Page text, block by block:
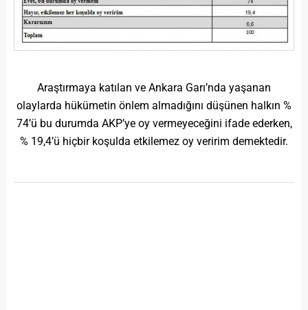
Araştırmaya katılan ve Ankara Garı’nda yaşanan
olaylarda hükümetin önlem almadığını düşünen halkın %
74’ü bu durumda AKP’ye oy vermeyeceğini ifade ederken,
% 19,4’ü hiçbir koşulda etkilemez oy veririm demektedir.